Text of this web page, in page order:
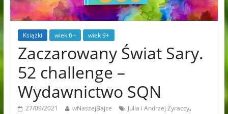
Książki wiek 6+ wiek 9+
Zaczarowany Świat Sary.
52 challenge –
Wydawnictwo SQN
27/09/2021 wNaszejBajce Julia i Andrzej Żyraccy,